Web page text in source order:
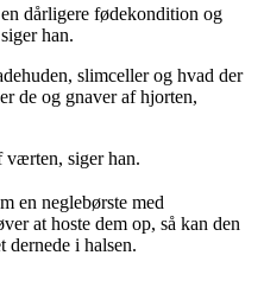
dårligere fødekondition og
han.
slimceller og hvad der
de og gnaver af hjorten,
værten, siger han.
en neglebørste med
at hoste dem op, så kan den
i halsen.